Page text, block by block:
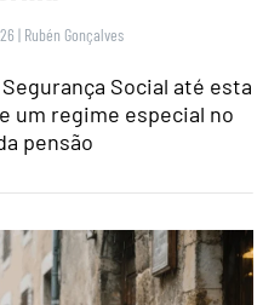
| Rubén Gonçalves
Social até esta
um regime especial no
pensão